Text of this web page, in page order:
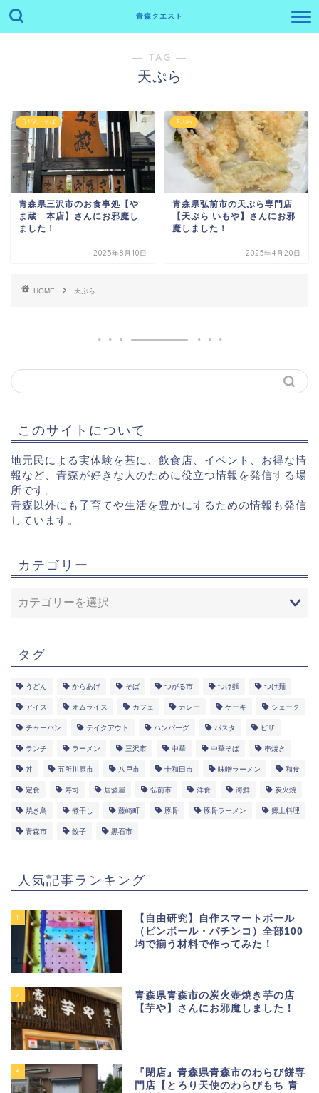
青森クエスト
― TAG ―
天ぷら
うどん・そば
青森県三沢市のお食事処【や
ま蔵 本店】さんにお邪魔し
ました！
2025年8月10日
天ぷら
青森県弘前市の天ぷら専門店
【天ぷら いもや】さんにお邪
魔しました！
2025年4月20日
HOME 天ぷら
このサイトについて
地元民による実体験を基に、飲食店、イベント、お得な情
報など、青森が好きな人のために役立つ情報を発信する場
所です。
青森以外にも子育てや生活を豊かにするための情報も発信
しています。
カテゴリー
タグ
うどん からあげ そば つがる市 つけ麵 つけ麺
アイス オムライス カフェ カレー ケーキ シェーク
チャーハン テイクアウト ハンバーグ パスタ ピザ
ランチ ラーメン 三沢市 中華 中華そば 串焼き
丼 五所川原市 八戸市 十和田市 味噌ラーメン 和食
定食 寿司 居酒屋 弘前市 洋食 海鮮 炭火焼
焼き鳥 煮干し 藤崎町 豚骨 豚骨ラーメン 郷土料理
青森市 餃子 黒石市
人気記事ランキング
1
【自由研究】自作スマートボール
（ピンボール・パチンコ）全部100
均で揃う材料で作ってみた！
2
青森県青森市の炭火壺焼き芋の店
【芋や】さんにお邪魔しました！
3
『閉店』青森県青森市のわらび餅専
門店【とろり天使のわらびもち 青